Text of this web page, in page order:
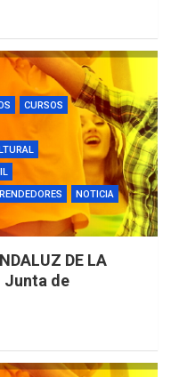
CURSOS
NOTICIA
DE LA
Junta de